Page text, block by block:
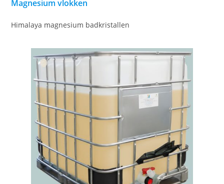
Magnesium vlokken
Himalaya magnesium badkristallen